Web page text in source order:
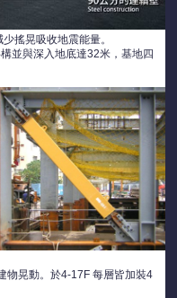
搖晃吸收地震能量。
並與深入地底達32米，基地四
物晃動。於4-17F 每層皆加裝4